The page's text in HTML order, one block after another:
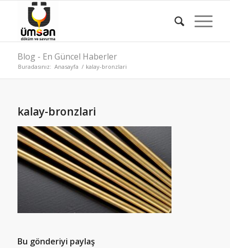
Blog - En Güncel Haberler
Buradasınız: Anasayfa / kalay-bronzlari
kalay-bronzlari
Bu gönderiyi paylaş